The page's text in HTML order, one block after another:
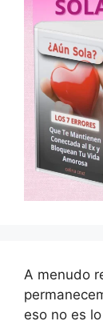
A menudo
eso no es